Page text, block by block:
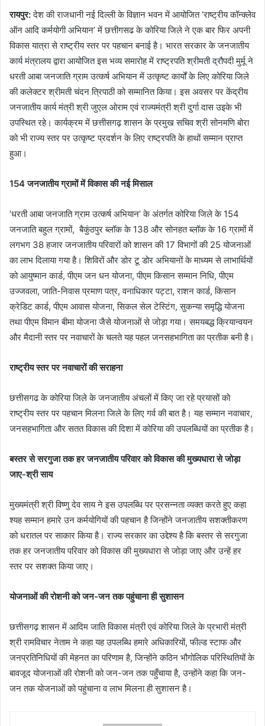
रायपुर:देश की राजधानी नई दिल्ली के विज्ञान भवन में आयोजित ‘राष्ट्रीय कॉन्क्लेव
ऑन आदि कर्मयोगी अभियान’ में छत्तीगसढ के कोरिया जिले ने एक बार फिर अपनी
विकास यात्रा से राष्ट्रीय स्तर पर पहचान बनाई है। भारत सरकार के जनजातीय
कार्य मंत्रालय द्वारा आयोजित इस भव्य समारोह में राष्ट्रपति श्रीमती द्रौपदी मुर्मू ने
धरती आबा जनजाति ग्राम उत्कर्ष अभियान में उत्कृष्ट कार्यों के लिए कोरिया जिले
की कलेक्टर श्रीमती चंदन त्रिपाठी को सम्मानित किया। इस अवसर पर केंद्रीय
जनजातीय कार्य मंत्री श्री जुएल ओराम एवं राज्यमंत्री श्री दुर्गा दास उइके भी
उपस्थित रहे। कार्यक्रम में छत्तीसगढ़ शासन के प्रमुख सचिव श्री सोनमणि बोरा
को भी राज्य स्तर पर उत्कृष्ट प्रदर्शन के लिए राष्ट्रपति के हाथों सम्मान प्राप्त
हुआ।
154 जनजातीय ग्रामों में विकास की नई मिसाल
‘धरती आबा जनजाति ग्राम उत्कर्ष अभियान’ के अंतर्गत कोरिया जिले के 154
जनजाति बहुल ग्रामों, बैकुंठपुर ब्लॉक के 138 और सोनहत ब्लॉक के 16 ग्रामों में
लगभग 38 हजार जनजातीय परिवारों को शासन की 17 विभागों की 25 योजनाओं
का लाभ दिलाया गया है। शिविरों और डोर टू डोर अभियानों के माध्यम से लाभार्थियों
को आयुष्मान कार्ड, पीएम जन धन योजना, पीएम किसान सम्मान निधि, पीएम
उज्जवला, जाति-निवास प्रमाण पत्र, वनाधिकार पट्टा, राशन कार्ड, किसान
क्रेडिट कार्ड, पीएम आवास योजना, सिकल सेल टेस्टिंग, सुकन्या समृद्धि योजना
तथा पीएम विमान बीमा योजना जैसे योजनाओं से जोड़ा गया। समयबद्ध क्रियान्वयन
और मैदानी स्तर पर नवाचारों के चलते यह पहल जनसहभागिता का प्रतीक बनी है।
राष्ट्रीय स्तर पर नवाचारों की सराहना
छत्तीसगढ के कोरिया जिले के जनजातीय अंचलों में किए जा रहे प्रयासों को
राष्ट्रीय स्तर पर पहचान मिलना जिले के लिए गर्व की बात है। यह सम्मान नवाचार,
जनसहभागिता और सतत विकास की दिशा में कोरिया की उपलब्धियों का प्रतीक है।
बस्तर से सरगुजा तक हर जनजातीय परिवार को विकास की मुख्यधारा से जोड़ा
जाए-श्री साय
मुख्यमंत्री श्री विष्णु देव साय ने इस उपलब्धि पर प्रसन्नता व्यक्त करते हुए कहा
श्यह सम्मान हमारे उन कर्मयोगियों की पहचान है जिन्होंने जनजातीय सशक्तीकरण
को धरातल पर साकार किया है। राज्य सरकार का उद्देश्य है कि बस्तर से सरगुजा
तक हर जनजातीय परिवार को विकास की मुख्यधारा से जोड़ा जाए और उन्हें हर
स्तर पर सशक्त किया जाए।
योजनाओं की रोशनी को जन-जन तक पहुंचाना ही सुशासन
छत्तीसगढ़ शासन में आदिम जाति विकास मंत्री एवं कोरिया जिले के प्रभारी मंत्री
श्री रामविचार नेताम ने कहा यह उपलब्धि हमारे अधिकारियों, फील्ड स्टाफ और
जनप्रतिनिधियों की मेहनत का परिणाम है, जिन्होंने कठिन भौगोलिक परिस्थितियों के
बावजूद योजनाओं की रोशनी को जन-जन तक पहुँचाया है, उन्होंने कहा कि जन-
जन तक योजनाओं को पहुंचाना व लाभ मिलना ही सुशासन है।